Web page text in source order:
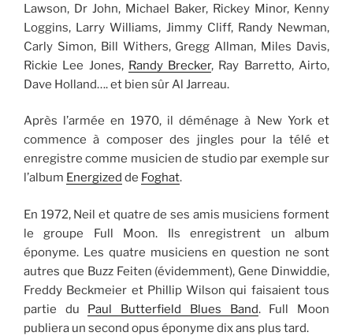
Lawson, Dr John, Michael Baker, Rickey Minor, Kenny
Loggins, Larry Williams, Jimmy Cliff, Randy Newman,
Carly Simon, Bill Withers, Gregg Allman, Miles Davis,
Rickie Lee Jones, Randy Brecker, Ray Barretto, Airto,
Dave Holland…. et bien sûr Al Jarreau.
Après l’armée en 1970, il déménage à New York et
commence à composer des jingles pour la télé et
enregistre comme musicien de studio par exemple sur
l’album Energized de Foghat.
En 1972, Neil et quatre de ses amis musiciens forment
le groupe Full Moon. Ils enregistrent un album
éponyme. Les quatre musiciens en question ne sont
autres que Buzz Feiten (évidemment), Gene Dinwiddie,
Freddy Beckmeier et Phillip Wilson qui faisaient tous
partie du Paul Butterfield Blues Band. Full Moon
publiera un second opus éponyme dix ans plus tard.